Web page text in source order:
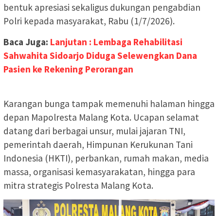
bentuk apresiasi sekaligus dukungan pengabdian
Polri kepada masyarakat, Rabu (1/7/2026).
Baca Juga: Lanjutan : Lembaga Rehabilitasi
Sahwahita Sidoarjo Diduga Selewengkan Dana
Pasien ke Rekening Perorangan
Karangan bunga tampak memenuhi halaman hingga
depan Mapolresta Malang Kota. Ucapan selamat
datang dari berbagai unsur, mulai jajaran TNI,
pemerintah daerah, Himpunan Kerukunan Tani
Indonesia (HKTI), perbankan, rumah makan, media
massa, organisasi kemasyarakatan, hingga para
mitra strategis Polresta Malang Kota.